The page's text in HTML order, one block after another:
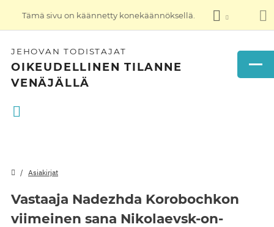
Tämä sivu on käännetty konekäännöksellä.
JEHOVAN TODISTAJAT
OIKEUDELLINEN TILANNE
VENÄJÄLLÄ
Asiakirjat
Vastaaja Nadezhda Korobochkon
viimeinen sana Nikolaevsk-on-